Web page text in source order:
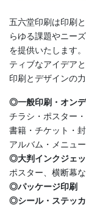
五六堂印刷は印刷
らゆる課題やニー
を提供いたします
ティブなアイデア
印刷とデザインの
◎一般印刷・オン
チラシ・ポスター
書籍・チケット・
アルバム・メニュ
◎大判インクジェ
ポスター、横断幕
◎パッケージ印刷
◎シール・ステッ